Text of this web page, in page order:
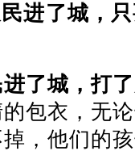
进了城，
了城，打
的包衣，无
，他们的